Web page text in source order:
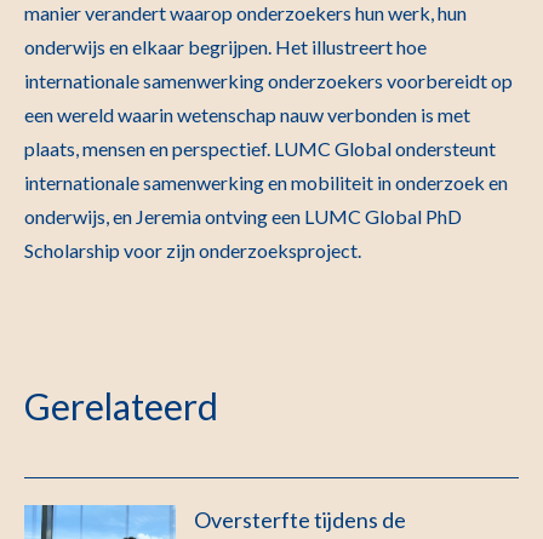
manier verandert waarop onderzoekers hun werk, hun
onderwijs en elkaar begrijpen. Het illustreert hoe
internationale samenwerking onderzoekers voorbereidt op
een wereld waarin wetenschap nauw verbonden is met
plaats, mensen en perspectief. LUMC Global ondersteunt
internationale samenwerking en mobiliteit in onderzoek en
onderwijs, en Jeremia ontving een LUMC Global PhD
Scholarship voor zijn onderzoeksproject.
Gerelateerd
Oversterfte tijdens de